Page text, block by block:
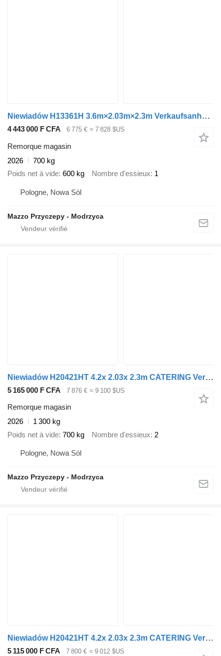
Niewiadów H13361H 3.6m×2.03m×2.3m Verkaufsanhänger
4 443 000 F CFA 6 775 € ≈ 7 828 $US
Remorque magasin
2026
700 kg
Poids net à vide 600 kg Nombre d'essieux 1
Pologne, Nowa Sól
Mazzo Przyczepy - Modrzyca
Niewiadów H20421HT 4.2x 2.03x 2.3m CATERING Verkaufsanhänger gvw 2000kg
5 165 000 F CFA 7 876 € ≈ 9 100 $US
Remorque magasin
2026
1 300 kg
Poids net à vide 700 kg Nombre d'essieux 2
Pologne, Nowa Sól
Mazzo Przyczepy - Modrzyca
Niewiadów H20421HT 4.2x 2.03x 2.3m CATERING Verkaufsanhänger gvw 2000kg
5 115 000 F CFA 7 800 € ≈ 9 012 $US